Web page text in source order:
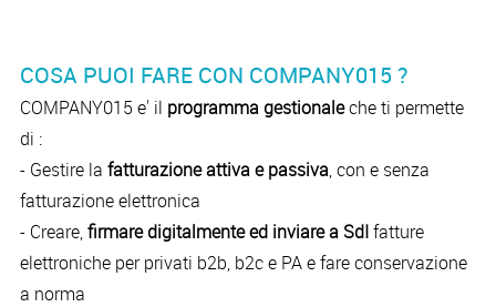
COSA PUOI FARE CON COMPANY015 ?
COMPANY015 e' il programma gestionaleche ti permette
di :
- Gestire la fatturazione attiva e passiva, con e senza
fatturazione elettronica
- Creare,firmare digitalmente ed inviare a SdIfatture
elettroniche per privati b2b, b2c e PA e fare conservazione
a norma